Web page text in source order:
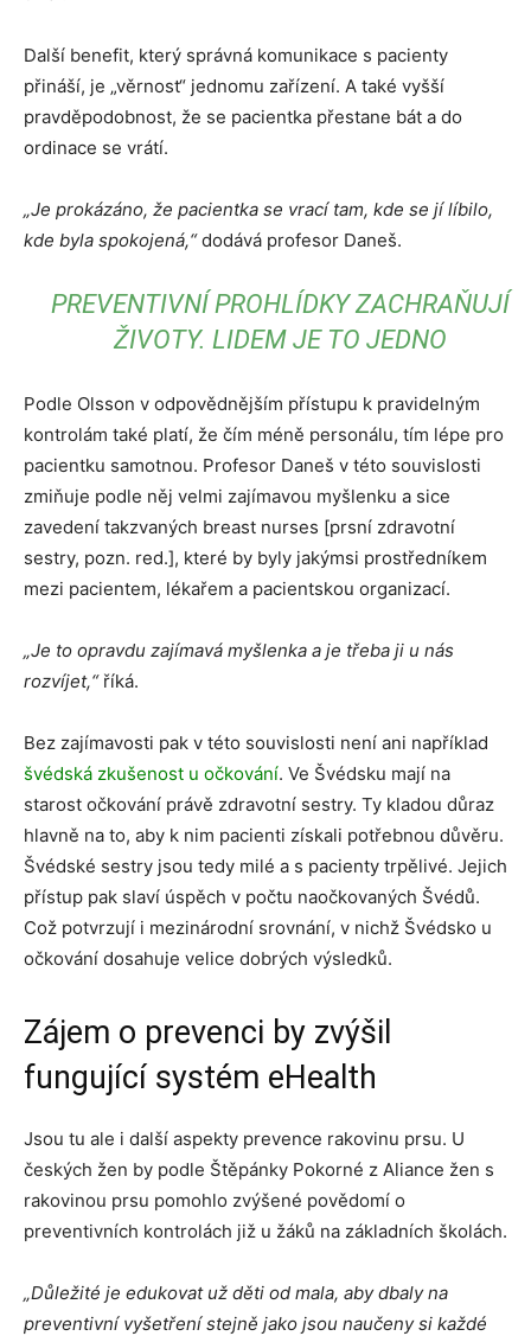
Další benefit, který správná komunikace s pacienty
přináší, je „věrnost“ jednomu zařízení. A také vyšší
pravděpodobnost, že se pacientka přestane bát a do
ordinace se vrátí.
„Je prokázáno, že pacientka se vrací tam, kde se jí líbilo,
kde byla spokojená,“dodává profesor Daneš.
PREVENTIVNÍ PROHLÍDKY ZACHRAŇUJÍ
ŽIVOTY. LIDEM JE TO JEDNO
Podle Olsson v odpovědnějším přístupu k pravidelným
kontrolám také platí, že čím méně personálu, tím lépe pro
pacientku samotnou. Profesor Daneš v této souvislosti
zmiňuje podle něj velmi zajímavou myšlenku a sice
zavedení takzvaných breast nurses [prsní zdravotní
sestry, pozn. red.], které by byly jakýmsi prostředníkem
mezi pacientem, lékařem a pacientskou organizací.
„Je to opravdu zajímavá myšlenka a je třeba ji u nás
rozvíjet,“říká.
Bez zajímavosti pak v této souvislosti není ani například
švédská zkušenost u očkování. Ve Švédsku mají na
starost očkování právě zdravotní sestry. Ty kladou důraz
hlavně na to, aby k nim pacienti získali potřebnou důvěru.
Švédské sestry jsou tedy milé a s pacienty trpělivé. Jejich
přístup pak slaví úspěch v počtu naočkovaných Švédů.
Což potvrzují i mezinárodní srovnání, v nichž Švédsko u
očkování dosahuje velice dobrých výsledků.
Zájem o prevenci by zvýšil
fungující systém eHealth
Jsou tu ale i další aspekty prevence rakovinu prsu. U
českých žen by podle Štěpánky Pokorné z Aliance žen s
rakovinou prsu pomohlo zvýšené povědomí o
preventivních kontrolách již u žáků na základních školách.
„Důležité je edukovat už děti od mala, aby dbaly na
preventivní vyšetření stejně jako jsou naučeny si každé